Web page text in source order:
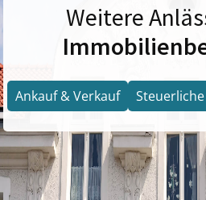
Weitere
Ankauf & Verkauf